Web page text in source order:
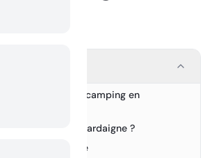
charme unique du camping en
le camping en Sardaigne ?
en Sardaigne